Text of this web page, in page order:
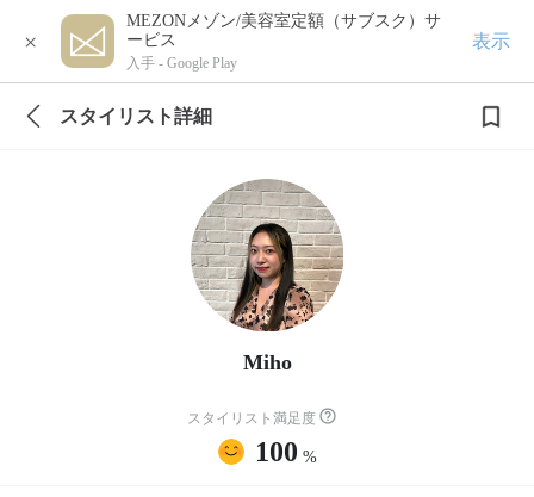
×
MEZONメゾン/美容室定額（サブスク）サ
ービス
入手 - Google Play
表示
スタイリスト詳細
Miho
スタイリスト満足度
100 %